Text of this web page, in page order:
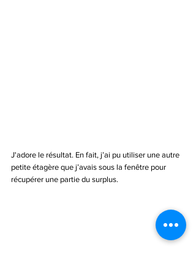
J'adore le résultat. En fait, j’ai pu utiliser une autre
petite étagère que j’avais sous la fenêtre pour
récupérer une partie du surplus.